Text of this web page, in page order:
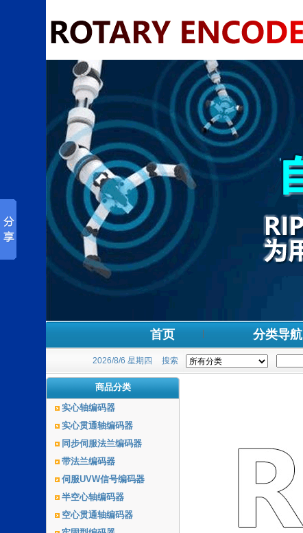
首页 分类导航
2026/8/6 星期四 搜索
商品分类
实心轴编码器
实心贯通轴编码器
同步伺服法兰编码器
带法兰编码器
伺服UVW信号编码器
半空心轴编码器
空心贯通轴编码器